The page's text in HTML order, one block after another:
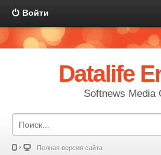
Войти
Datalife
Softnews Media
Полная версия сайта